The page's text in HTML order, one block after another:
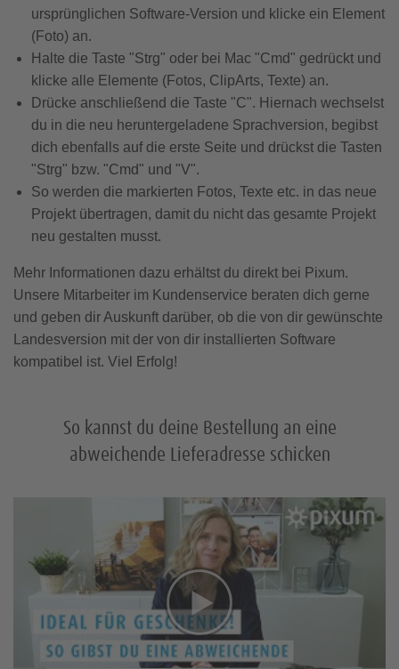
ursprünglichen Software-Version und klicke ein Element
(Foto) an.
Halte die Taste "Strg" oder bei Mac "Cmd" gedrückt und
klicke alle Elemente (Fotos, ClipArts, Texte) an.
Drücke anschließend die Taste "C". Hiernach wechselst
du in die neu heruntergeladene Sprachversion, begibst
dich ebenfalls auf die erste Seite und drückst die Tasten
"Strg" bzw. "Cmd" und "V".
So werden die markierten Fotos, Texte etc. in das neue
Projekt übertragen, damit du nicht das gesamte Projekt
neu gestalten musst.
Mehr Informationen dazu erhältst du direkt bei Pixum.
Unsere Mitarbeiter im Kundenservice beraten dich gerne
und geben dir Auskunft darüber, ob die von dir gewünschte
Landesversion mit der von dir installierten Software
kompatibel ist. Viel Erfolg!
So kannst du deine Bestellung an eine
abweichende Lieferadresse schicken